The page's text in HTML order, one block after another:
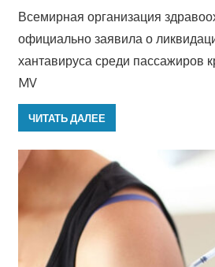
Всемирная организация
официально заявила о
хантавируса среди пассажиров
MV
ЧИТАТЬ ДАЛЕЕ